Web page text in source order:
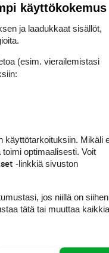
monet
juuri ajokortin
kengännumeroani en
jalkatyöskentely on
käyttökokemus
ja laadukkaat sisällöt,
(esim. vierailemis­tasi
käyttötarkoituksiin. Mikäli
optimaalisesti. Voit
-linkkiä sivuston
jos niillä on siihen
tätä tai muuttaa kaikkia